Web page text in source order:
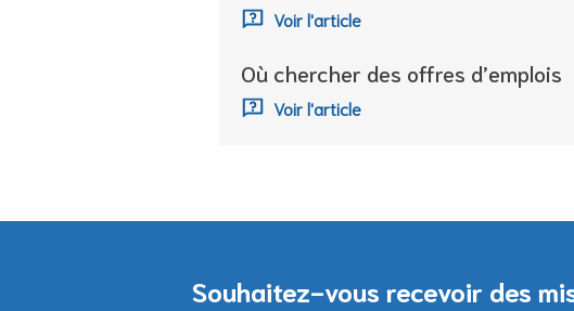
Voir l'article
Où chercher des offres d’emplois
Voir l'article
Souhaitez-vous recevoir des